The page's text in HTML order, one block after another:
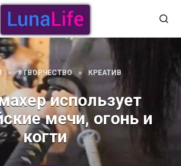
» #ТВОРЧЕСТВО » КРЕАТИВ
использует
мечи, огонь и
когти